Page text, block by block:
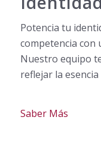
Potencia tu
competencia con
Nuestro equipo
reflejar la
Saber Más